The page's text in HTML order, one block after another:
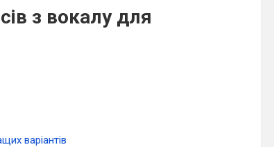
з вокалу для
варіантів